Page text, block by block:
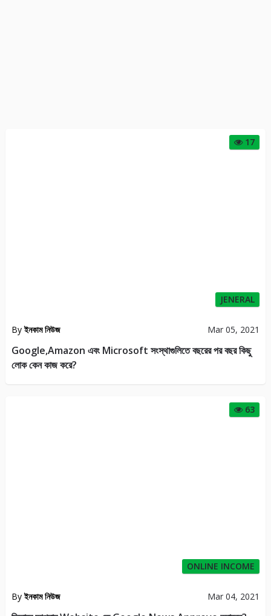
17
JENERAL
Byইনকাম নিউজ Mar 05, 2021
Google,Amazon এবং Microsoft সংস্থাগুলিতে বছরের পর বছর কিছু
লোক কেন কাজ করে?
63
ONLINE INCOME
Byইনকাম নিউজ Mar 04, 2021